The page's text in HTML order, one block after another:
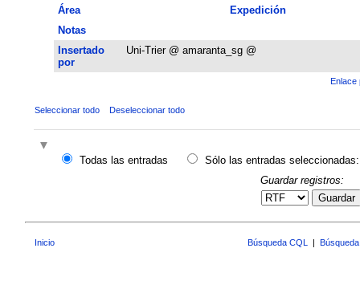
Área
Expedición
Notas
Insertado
por
Uni-Trier @ amaranta_sg @
Enlace
Seleccionar todo Deseleccionar todo
Todas las entradas
Sólo las entradas seleccionadas:
Guardar registros:
Guardar
Inicio Búsqueda CQL